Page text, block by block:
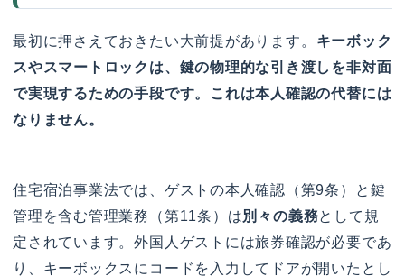
最初に押さえておきたい大前提があります。 キーボック
スやスマートロックは、鍵の物理的な引き渡しを非対面
で実現するための手段です。これは本人確認の代替には
なりません。
住宅宿泊事業法では、ゲストの本人確認（第9条）と鍵
管理を含む管理業務（第11条）は別々の義務として規
定されています。外国人ゲストには旅券確認が必要であ
り、キーボックスにコードを入力してドアが開いたとし